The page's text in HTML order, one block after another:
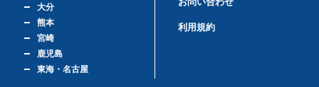
大分
熊本
宮崎
鹿児島
東海・名古屋
利用規約